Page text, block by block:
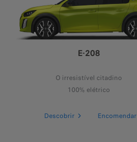
E-208
O irresistível citadino
100% elétrico
Descobrir Encomendar